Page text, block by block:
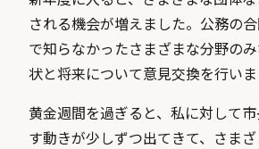
される機会が増えました。公務の
で知らなかったさまざまな分野の
状と将来について意見交換を行いま
黄金週間を過ぎると、私に対して
す動きが少しずつ出てきて、さま